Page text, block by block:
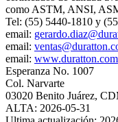
como ASTM, ANSI,
Tel: (55) 5440-1810 y
email:
email:
email: www.duratton.com
Esperanza No. 1007
Col. Narvarte
03020 Benito Juárez,
ALTA: 2026-05-31